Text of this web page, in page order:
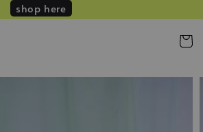
shop here